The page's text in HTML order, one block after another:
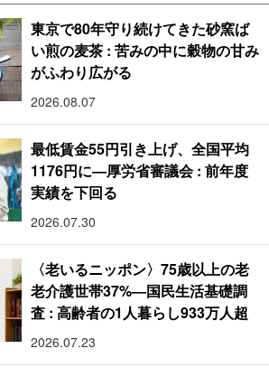
東京で80年守り続けてきた砂窯ば
い煎の麦茶 : 苦みの中に穀物の甘み
がふわり広がる
2026.08.07
最低賃金55円引き上げ、全国平均
1176円に―厚労省審議会 : 前年度
実績を下回る
2026.07.30
〈老いるニッポン〉75歳以上の老
老介護世帯37%―国民生活基礎調
査 : 高齢者の1人暮らし933万人超
2026.07.23